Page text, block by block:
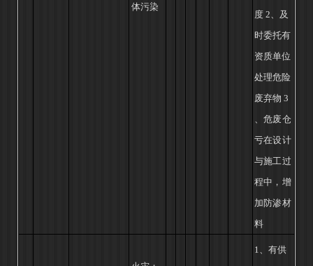
体污染
度 2、及
时委托有
资质单位
处理危险
废弃物 3
、危废仓
亏在设计
与施工过
程中，增
加防渗材
料
1、有供